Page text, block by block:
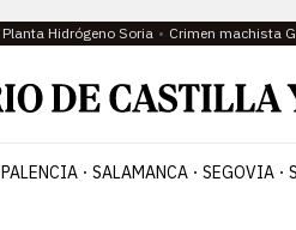
Planta Hidrógeno Soria Crimen machista
PALENCIA SALAMANCA SEGOVIA